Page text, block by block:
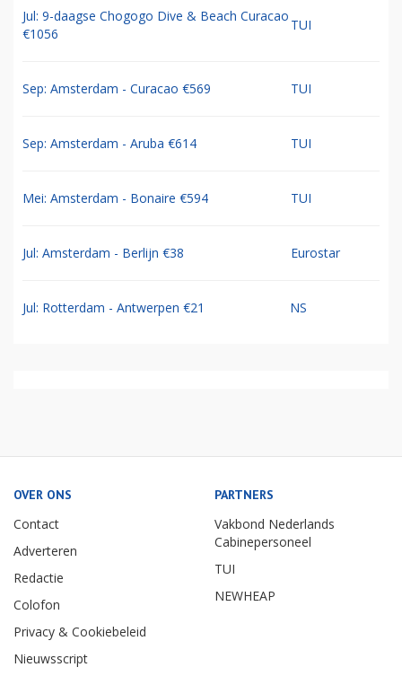
Jul: 9-daagse Chogogo Dive & Beach Curacao
€1056
TUI
Sep: Amsterdam - Curacao €569 TUI
Sep: Amsterdam - Aruba €614 TUI
Mei: Amsterdam - Bonaire €594 TUI
Jul: Amsterdam - Berlijn €38 Eurostar
Jul: Rotterdam - Antwerpen €21 NS
OVER ONS
Contact
Adverteren
Redactie
Colofon
Privacy & Cookiebeleid
Nieuwsscript
PARTNERS
Vakbond Nederlands
Cabinepersoneel
TUI
NEWHEAP